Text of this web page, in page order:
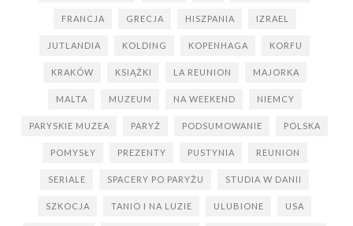
FRANCJA GRECJA HISZPANIA IZRAEL
JUTLANDIA KOLDING KOPENHAGA KORFU
KRAKÓW KSIĄŻKI LA REUNION MAJORKA
MALTA MUZEUM NA WEEKEND NIEMCY
PARYSKIE MUZEA PARYŻ PODSUMOWANIE POLSKA
POMYSŁY PREZENTY PUSTYNIA REUNION
SERIALE SPACERY PO PARYŻU STUDIA W DANII
SZKOCJA TANIO I NA LUZIE ULUBIONE USA